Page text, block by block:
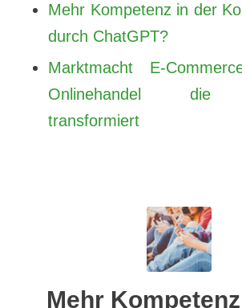
Mehr Kompetenz in der
durch ChatGPT?
Marktmacht E-
Onlinehandel die
transformiert
Mehr